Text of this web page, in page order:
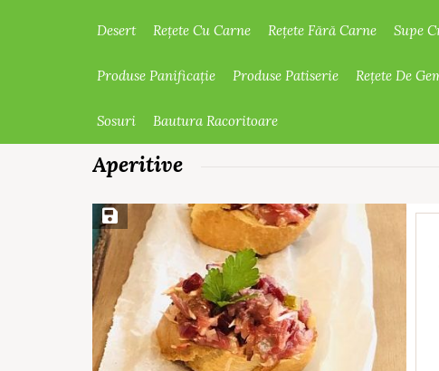
Desert Rețete Cu Carne Rețete Fără Carne Supe
Produse Panificație Produse Patiserie Rețete De
Sosuri Bautura Racoritoare
Aperitive
Save Recipe